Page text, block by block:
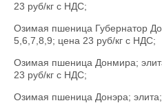
23 руб/кг с НДС;
Озимая пшеница Губернатор
5,6,7,8,9; цена 23 руб/кг с НДС;
Озимая пшеница Донмира;
23 руб/кг с НДС;
Озимая пшеница Донэра;